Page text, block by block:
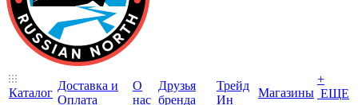
Каталог
Доставка и
Оплата
О
нас
Друзья
бренда
Трейд
Ин
Магазины
+
ЕЩЕ